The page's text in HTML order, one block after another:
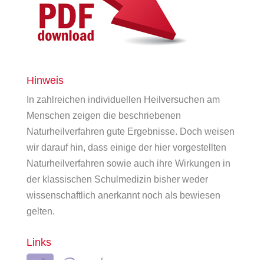
Hinweis
In zahlreichen individuellen Heilversuchen am
Menschen zeigen die beschriebenen
Naturheilverfahren gute Ergebnisse. Doch weisen
wir darauf hin, dass einige der hier vorgestellten
Naturheilverfahren sowie auch ihre Wirkungen in
der klassischen Schulmedizin bisher weder
wissenschaftlich anerkannt noch als bewiesen
gelten.
Links